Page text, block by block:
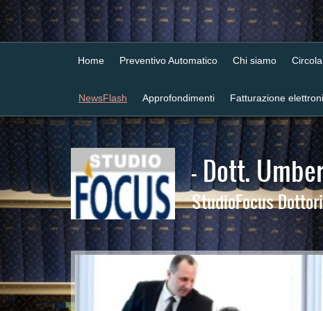
Home Preventivo Automatico Chi siamo
NewsFlash Approfondimenti Fatturazione
- Dott.
StudioFocus